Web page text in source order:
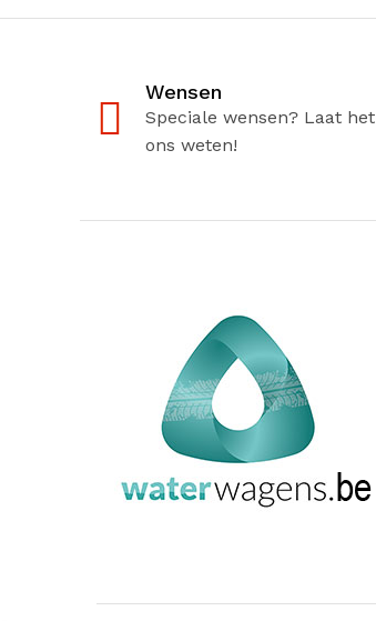
Wensen
Speciale wensen? Laat het
ons weten!